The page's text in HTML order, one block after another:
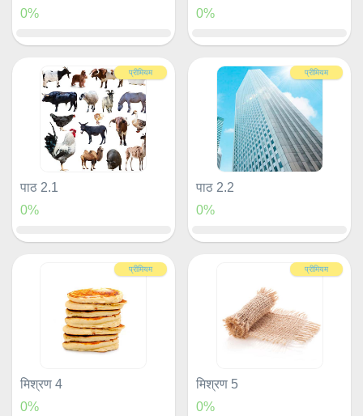
0%
0%
प्रीमियम
पाठ 2.1
0%
प्रीमियम
पाठ 2.2
0%
प्रीमियम
मिश्रण 4
0%
प्रीमियम
मिश्रण 5
0%